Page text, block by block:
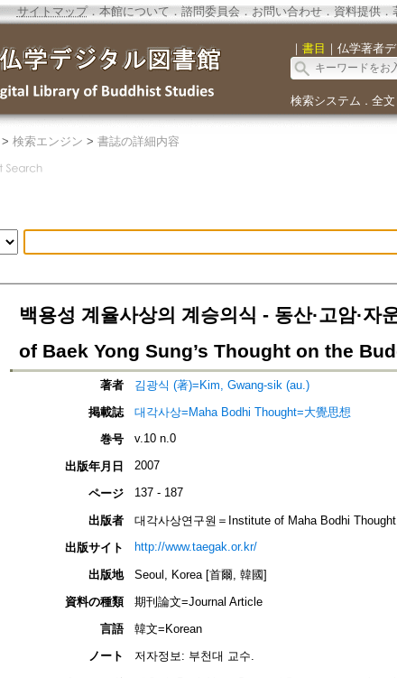
サイトマップ．本館について ． 諮問委員会． お問い合わせ． 資料提供．
｜ 書目 ｜ 仏学著者
検索システム ． 全
> 検索エンジン > 書誌の詳細内容
백용성 계율사상의 계승의식 - 동산·고암·
of Baek Yong Sung’s Thought on the
著者
김광식 (著)=Kim, Gwang-sik (au.)
掲載誌
대각사상=Maha Bodhi Thought=大覺思想
巻号
v.10 n.0
出版年月日 2007
ページ 137 - 187
出版者
대각사상연구원＝Institute of Maha Bodhi Thought
出版サイト
http://www.taegak.or.kr/
出版地
Seoul, Korea [首爾, 韓國]
資料の種類
期刊論文=Journal Article
言語
韓文=Korean
ノート
저자정보: 부천대 교수.